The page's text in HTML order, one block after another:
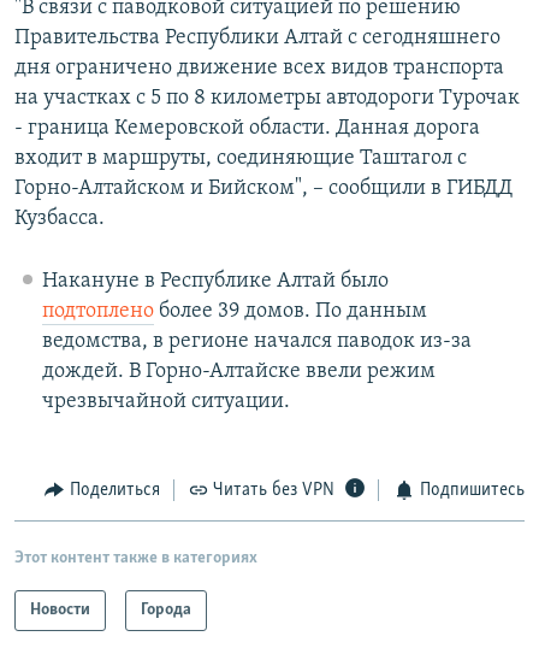
"В связи с паводковой ситуацией по решению
Правительства Республики Алтай с сегодняшнего
дня ограничено движение всех видов транспорта
на участках с 5 по 8 километры автодороги Турочак
- граница Кемеровской области. Данная дорога
входит в маршруты, соединяющие Таштагол с
Горно-Алтайском и Бийском", – сообщили в ГИБДД
Кузбасса.
Накануне в Республике Алтай было
подтопленоболее 39 домов. По данным
ведомства, в регионе начался паводок из-за
дождей. В Горно-Алтайске ввели режим
чрезвычайной ситуации.
Поделиться Читать без VPN Подпишитесь
Этот контент также в категориях
Новости Города